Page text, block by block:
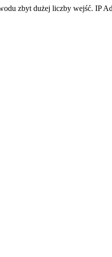
zbyt dużej liczby wejść. IP